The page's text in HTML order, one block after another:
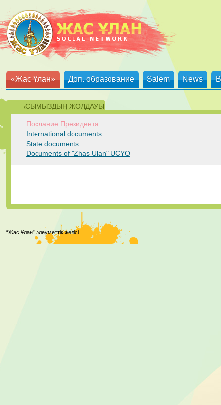
«Жас Ұлан» Доп. образование Salem News
ЕЛБАСЫМЫЗДЫҢ ЖОЛДАУЫ
Послание Президента
International documents
State documents
Documents of "Zhas Ulan" UCYO
“Жас Ұлан” әлеуметтік желісі